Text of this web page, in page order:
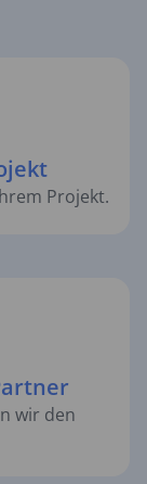
Projekt.
wir den